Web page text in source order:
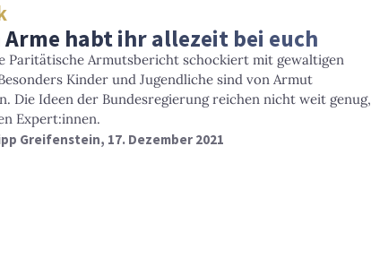
Arme habt ihr allezeit bei euch
Paritätische Armutsbericht schockiert mit gewaltigen
Kinder und Jugendliche sind von Armut
Die Ideen der Bundesregierung reichen nicht weit genug,
Expert:innen.
Greifenstein, 17. Dezember 2021